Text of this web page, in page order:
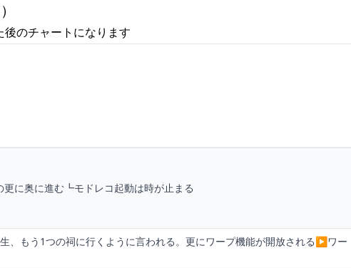
のチャートになります
に奥に進む┗モドレコ起動は時が止まる
、もう1つの祠に行くように言われる。更にワープ機能が開放される▶︎ワー